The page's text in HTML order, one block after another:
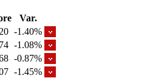
Var.
-1.40%
-1.08%
-0.87%
-1.45%